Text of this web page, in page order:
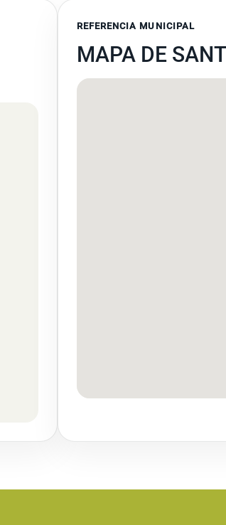
REFERENCIA MUNICIPAL
MAPA DE